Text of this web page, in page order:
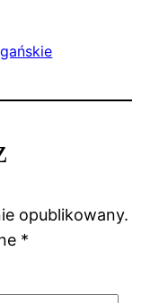
opublikowany.
*